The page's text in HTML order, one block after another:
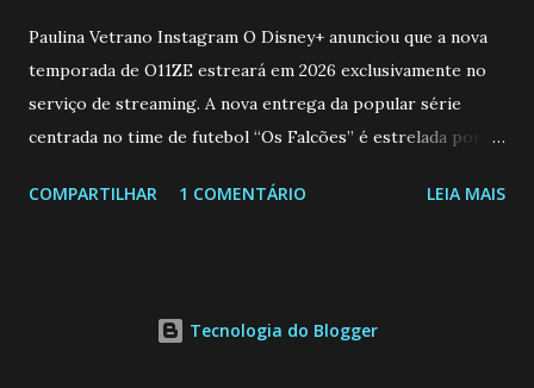
Paulina Vetrano Instagram O Disney+ anunciou que a nova
temporada de O11ZE estreará em 2026 exclusivamente no
serviço de streaming. A nova entrega da popular série
centrada no time de futebol “Os Falcões” é estrelada por
Brum (Dedé), que voltam a interpretar seus personagens
atleta Sergio “Kun” Agüero, além de outras figuras de
COMPARTILHAR 1 COMENTÁRIO LEIA MAIS
Tecnologia do Blogger